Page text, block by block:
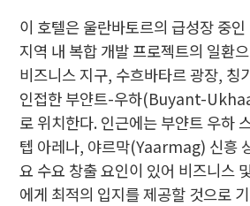
이 호텔은 울란바토르의 급성장 중
지역 내 복합 개발 프로젝트의 일환
비즈니스 지구, 수흐바타르 광장, 칭
인접한 부얀트-우하(Buyant-
로 위치한다. 인근에는 부얀트 우하
텝 아레나, 야르막(Yaarmag) 신흥
요 수요 창출 요인이 있어 비즈니스
에게 최적의 입지를 제공할 것으로